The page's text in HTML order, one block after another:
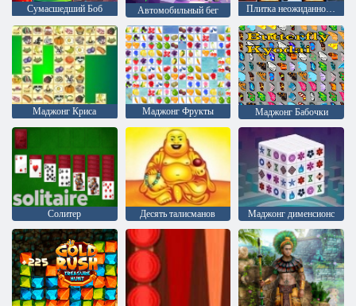
Сумасшедший Боб Автомобильный бег Плитка неожиданностей
Маджонг Криса Маджонг Фрукты Маджонг Бабочки
Солитер Десять талисманов Mаджонг дименсионс